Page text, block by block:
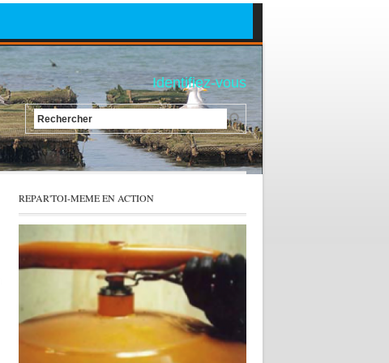
Identifiez-vous
Rechercher
REPAR'TOI-MEME EN ACTION